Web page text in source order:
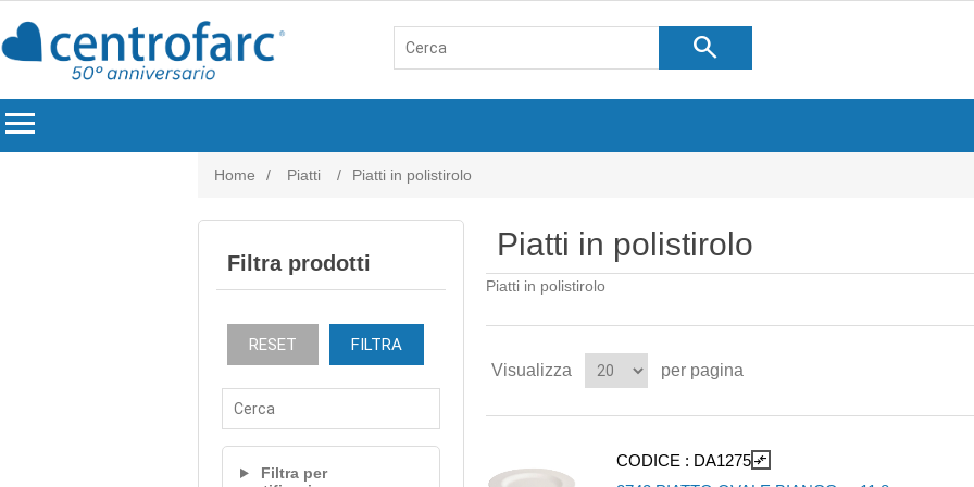
search
menu
Home / Piatti / Piatti in polistirolo
Filtra prodotti
RESET FILTRA
Filtra per
Piatti in polistirolo
Piatti in polistirolo
Visualizza per pagina
CODICE : DA1275 compare_arrows